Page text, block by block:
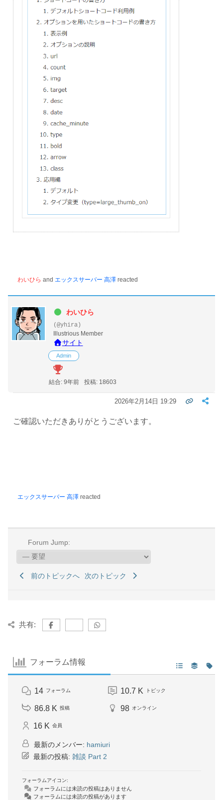
わいひら and エックスサーバー 高澤 reacted
わいひら
(@yhira)
Illustrious Member
サイト
Admin
結合: 9年前 投稿: 18603
2026年2月14日 19:29
ご確認いただきありがとうございます。
エックスサーバー 高澤 reacted
Forum Jump:
前のトピックへ 次のトピック
共有:
フォーラム情報
14 フォーラム 10.7 K トピック
86.8 K 投稿 98 オンライン
16 K 会員
最新のメンバー: hamiuri
最新の投稿: 雑談 Part 2
フォーラムアイコン:
フォーラムには未読の投稿はありません
フォーラムには未読の投稿があります